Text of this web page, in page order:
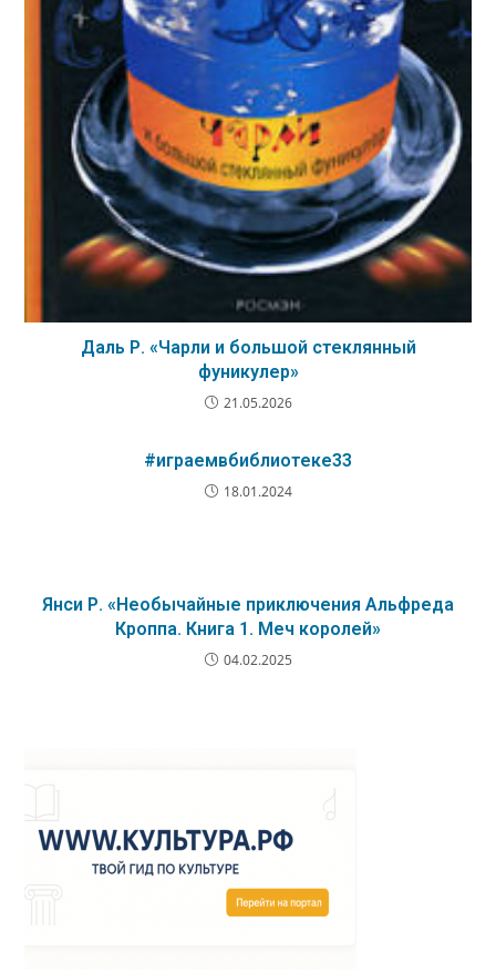
Даль Р. «Чарли и большой стеклянный
фуникулер»
21.05.2026
#играемвбиблиотеке33
18.01.2024
Янси Р. «Необычайные приключения Альфреда
Кроппа. Книга 1. Меч королей»
04.02.2025